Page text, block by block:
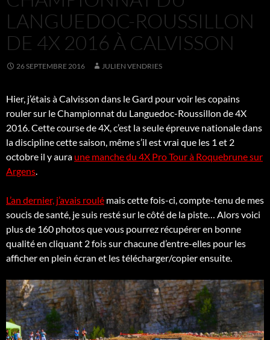
LANGUEDOC-ROUSSILLON
DE 4X 2016 À CALVISSON
26 SEPTEMBRE 2016 JULIEN VENDRIES
Hier, j’étais à Calvisson dans le Gard pour voir les copains
rouler sur le Championnat du Languedoc-Roussillon de 4X
2016. Cette course de 4X, c’est la seule épreuve nationale dans
la discipline cette saison, même s’il est vrai que les 1 et 2
octobre il y aura une manche du 4X Pro Tour à Roquebrune sur
Argens.
L’an dernier, j’avais roulé mais cette fois-ci, compte-tenu de mes
soucis de santé, je suis resté sur le côté de la piste… Alors voici
plus de 160 photos que vous pourrez récupérer en bonne
qualité en cliquant 2 fois sur chacune d’entre-elles pour les
afficher en plein écran et les télécharger/copier ensuite.